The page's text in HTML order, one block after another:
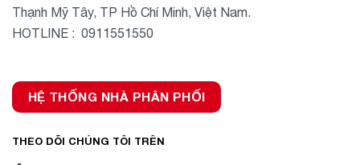
Thạnh Mỹ Tây, TP Hồ Chí Minh, Việt Nam.
HOTLINE : 0911551550
HỆ THỐNG NHÀ PHÂN PHỐI
THEO DÕI CHÚNG TÔI TRÊN